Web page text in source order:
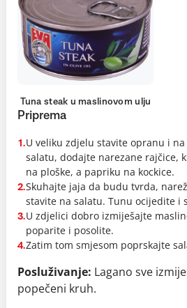
Tuna steak u maslinovom ulju
Priprema
1.U veliku zdjelu stavite opranu i
salatu, dodajte narezane rajčice,
na ploške, a papriku na kockice.
2.Skuhajte jaja da budu tvrda,
stavite na salatu. Tunu ocijedite i
3.U zdjelici dobro izmiješajte
poparite i posolite.
4.Zatim tom smjesom poprskajte
Posluživanje: Lagano sve
popečeni kruh.